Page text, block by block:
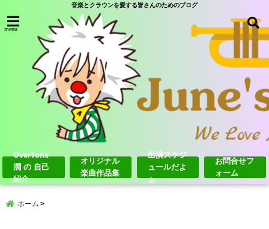
音楽とクラウンを愛する皆さんのためのブログ
menu
OverTone
潤 の 自己
紹介
オリジナル
楽曲作品集
出演スケジ
ュールだよ
ぉ
お問合せフ
ォーム
ホーム